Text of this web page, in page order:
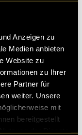
Anzeigen zu
Medien anbieten
Website zu
zu Ihrer
Partner für
weiter. Unsere
mit
bereitgestellt